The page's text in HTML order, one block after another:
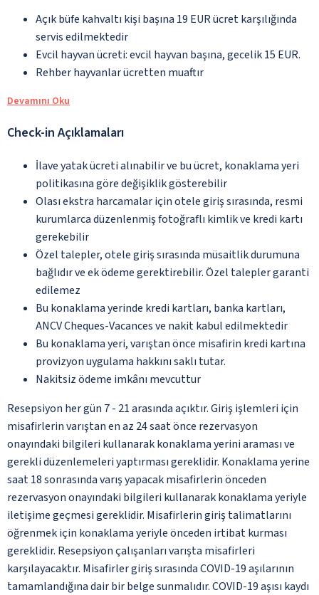
Açık büfe kahvaltı kişi başına 19 EUR ücret karşılığında
servis edilmektedir
Evcil hayvan ücreti: evcil hayvan başına, gecelik 15 EUR.
Rehber hayvanlar ücretten muaftır
Devamını Oku
Check-in Açıklamaları
İlave yatak ücreti alınabilir ve bu ücret, konaklama yeri
politikasına göre değişiklik gösterebilir
Olası ekstra harcamalar için otele giriş sırasında, resmi
kurumlarca düzenlenmiş fotoğraflı kimlik ve kredi kartı
gerekebilir
Özel talepler, otele giriş sırasında müsaitlik durumuna
bağlıdır ve ek ödeme gerektirebilir. Özel talepler garanti
edilemez
Bu konaklama yerinde kredi kartları, banka kartları,
ANCV Cheques-Vacances ve nakit kabul edilmektedir
Bu konaklama yeri, varıştan önce misafirin kredi kartına
provizyon uygulama hakkını saklı tutar.
Nakitsiz ödeme imkânı mevcuttur
Resepsiyon her gün 7 - 21 arasında açıktır. Giriş işlemleri için
misafirlerin varıştan en az 24 saat önce rezervasyon
onayındaki bilgileri kullanarak konaklama yerini araması ve
gerekli düzenlemeleri yaptırması gereklidir. Konaklama yerine
saat 18 sonrasında varış yapacak misafirlerin önceden
rezervasyon onayındaki bilgileri kullanarak konaklama yeriyle
iletişime geçmesi gereklidir. Misafirlerin giriş talimatlarını
öğrenmek için konaklama yeriyle önceden irtibat kurması
gereklidir. Resepsiyon çalışanları varışta misafirleri
karşılayacaktır. Misafirler giriş sırasında COVID-19 aşılarının
tamamlandığına dair bir belge sunmalıdır. COVID-19 aşısı kaydı